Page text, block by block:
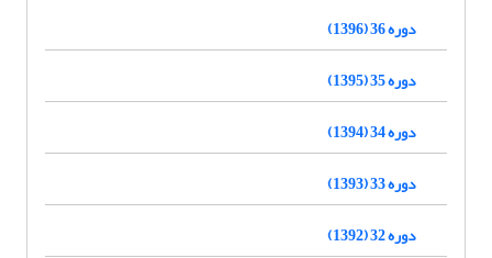
دوره 36 (1396)
دوره 35 (1395)
دوره 34 (1394)
دوره 33 (1393)
دوره 32 (1392)